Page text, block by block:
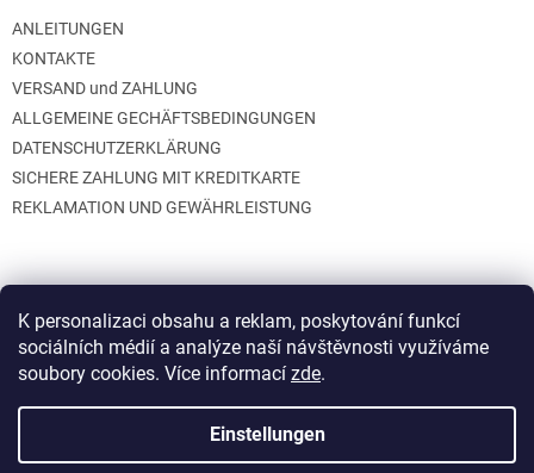
K personalizaci obsahu a reklam, poskytování funkcí
sociálních médií a analýze naší návštěvnosti využíváme
soubory cookies. Více informací zde.
Einstellungen
ANLEITUNGEN
KONTAKTE
VERSAND und ZAHLUNG
ALLGEMEINE GECHÄFTSBEDINGUNGEN
DATENSCHUTZERKLÄRUNG
SICHERE ZAHLUNG MIT KREDITKARTE
REKLAMATION UND GEWÄHRLEISTUNG